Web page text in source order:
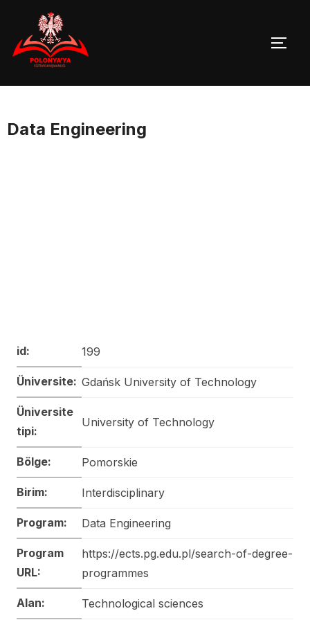
content
Data Engineering
id: 199
Üniversite: Gdańsk University of Technology
Üniversite
tipi:
University of Technology
Bölge: Pomorskie
Birim: Interdisciplinary
Program: Data Engineering
Program
URL:
https://ects.pg.edu.pl/search-of-degree-
programmes
Alan: Technological sciences